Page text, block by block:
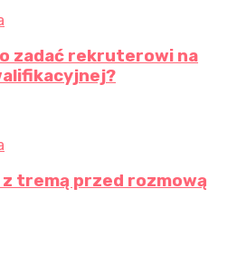
zadać rekruterowi na
tremą przed rozmową